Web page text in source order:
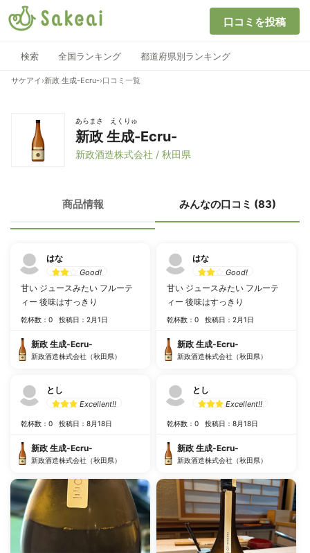
口コミを投稿
検索 全国ランキング 都道府県別ランキング
サケアイ ›新政 生成-Ecru-›口コミ一覧
あらまさ えくりゅ
新政 生成-Ecru-
新政酒造株式会社 / 秋田県
商品情報 みんなの口コミ (83)
はな
Good!
甘い ジュースみたい フルーテ
ィー 後味はすっきり
乾杯数：0 投稿日：2月1日
新政 生成-Ecru-
新政酒造株式会社（秋田県）
はな
Good!
甘い ジュースみたい フルーテ
ィー 後味はすっきり
乾杯数：0 投稿日：2月1日
新政 生成-Ecru-
新政酒造株式会社（秋田県）
とし
Excellent!!
乾杯数：0 投稿日：8月18日
新政 生成-Ecru-
新政酒造株式会社（秋田県）
とし
Excellent!!
乾杯数：0 投稿日：8月18日
新政 生成-Ecru-
新政酒造株式会社（秋田県）